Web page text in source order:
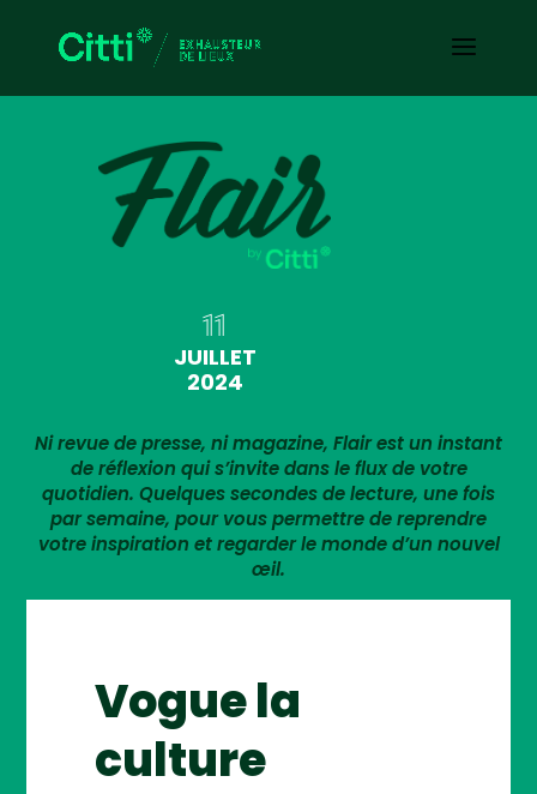
11
JUILLET
2024
Ni revue de presse, ni magazine, Flair est un instant
de réflexion qui s’invite dans le flux de votre
quotidien. Quelques secondes de lecture, une fois
par semaine, pour vous permettre de reprendre
votre inspiration et regarder le monde d’un nouvel
œil.
Vogue la
culture